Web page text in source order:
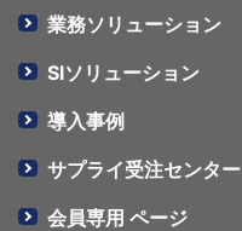
業務ソリューション
SIソリューション
導入事例
サプライ受注センター
会員専用 ページ